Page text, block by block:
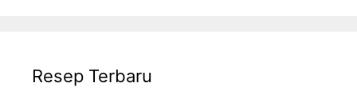
Resep Terbaru